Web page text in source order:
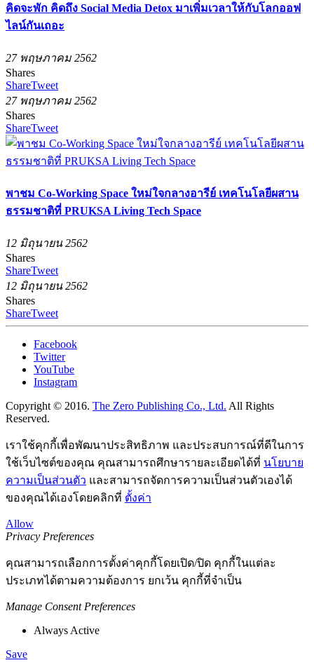
คิดจะพัก คิดถึง Social Media Detox มาเพิ่มเวลาให้กับโลกออฟ
ไลน์กันเถอะ
27 พฤษภาคม 2562
Shares
ShareTweet
27 พฤษภาคม 2562
Shares
ShareTweet
พาชม Co-Working Space ใหม่ใจกลางอารีย์ เทคโนโลยีผสาน
ธรรมชาติที่ PRUKSA Living Tech Space
12 มิถุนายน 2562
Shares
ShareTweet
12 มิถุนายน 2562
Shares
ShareTweet
Facebook
Twitter
YouTube
Instagram
Copyright © 2016. The Zero Publishing Co., Ltd. All Rights
Reserved.
เราใช้คุกกี้เพื่อพัฒนาประสิทธิภาพ และประสบการณ์ที่ดีในการ
ใช้เว็บไซต์ของคุณ คุณสามารถศึกษารายละเอียดได้ที่ นโยบาย
ความเป็นส่วนตัว และสามารถจัดการความเป็นส่วนตัวเองได้
ของคุณได้เองโดยคลิกที่ ตั้งค่า
Allow
Privacy Preferences
คุณสามารถเลือกการตั้งค่าคุกกี้โดยเปิด/ปิด คุกกี้ในแต่ละ
ประเภทได้ตามความต้องการ ยกเว้น คุกกี้ที่จำเป็น
Manage Consent Preferences
Always Active
Save